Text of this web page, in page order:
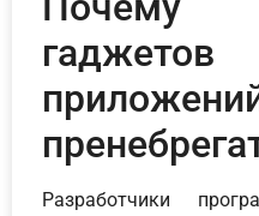
Разработчики